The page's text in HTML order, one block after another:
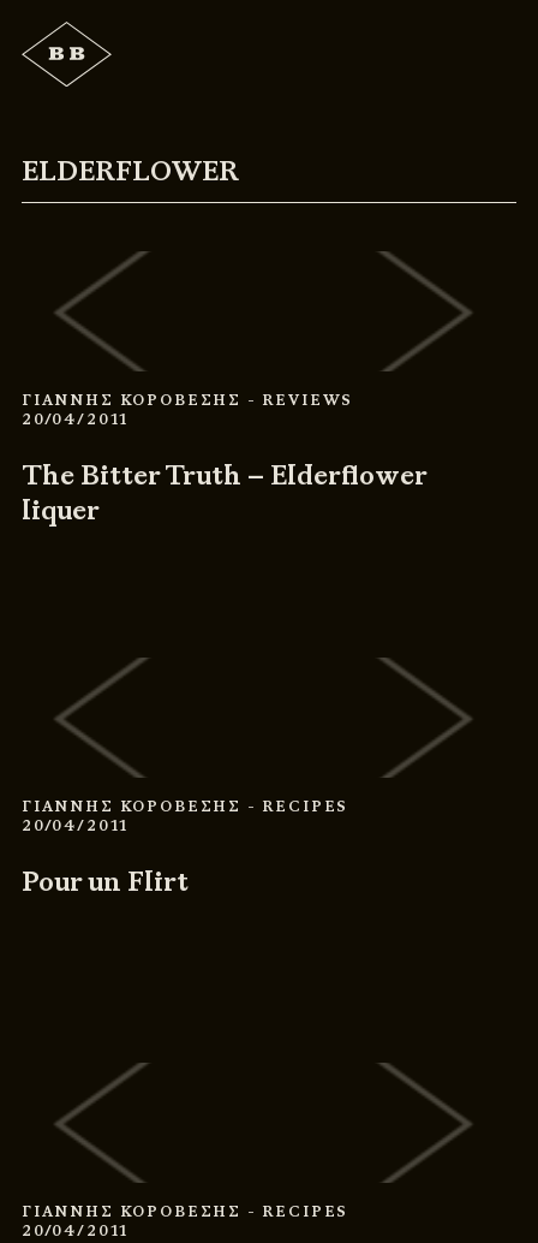
ELDERFLOWER
ΓΙΑΝΝΗΣ ΚΟΡΟΒΕΣΗΣ - REVIEWS
20/04/2011
The Bitter Truth – Elderflower
liquer
ΓΙΑΝΝΗΣ ΚΟΡΟΒΕΣΗΣ - RECIPES
20/04/2011
Pour un Flirt
ΓΙΑΝΝΗΣ ΚΟΡΟΒΕΣΗΣ - RECIPES
20/04/2011